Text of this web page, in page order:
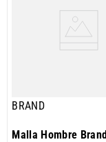
BRAND
Malla Hombre